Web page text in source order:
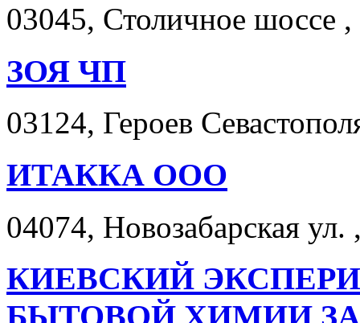
03045, Столичное шоссе
ЗОЯ ЧП
03124, Героев
ИТАККА ООО
04074, Новозабарская
КИЕВСКИЙ